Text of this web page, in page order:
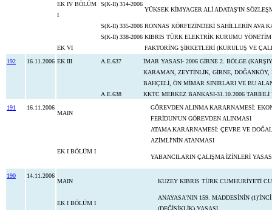
EK IV BÖLÜM
I
S(K-II) 314-2006
YÜKSEK KİMYAGER ALİ ADATAŞ'IN
S(K-II) 335-2006 RONNAS KÖRFEZİNDEKİ SAHİLLERİN AVA
S(K-II) 338-2006 KIBRIS TÜRK ELEKTRİK KURUMU
EK VI
FAKTORİNG ŞİRKETLERİ (KURULUŞ VE
192
16.11.2006 EK III A.E.637
İMAR YASASI- 2006 GİRNE 2. BÖLGE
KARAMAN, ZEYTİNLİK, GİRNE,
BAHÇELİ, ÖN MİMAR SINIRLARI VE BU
A.E.638
KKTC MERKEZ BANKASI-31.10.2006
191
16.11.2006
MAIN
GÖREVDEN ALINMA KARARNAMESİ:
FERİDUN'UN GÖREVDEN ALINMASI
ATAMA KARARNAMESİ: ÇEVRE VE
AZİMLİ'NİN ATANMASI
EK I BÖLÜM I
YABANCILARIN ÇALIŞMA İZİNLERİ
190
14.11.2006
MAIN
KUZEY KIBRIS TÜRK CUMHURİYETİ
EK I BÖLÜM I
ANAYASA'NIN 159. MADDESİNİN
(DEĞİŞİKLİK) YASASI